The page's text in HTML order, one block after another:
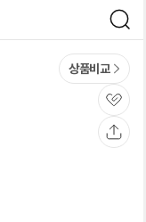
검
색
상품비교
관
심